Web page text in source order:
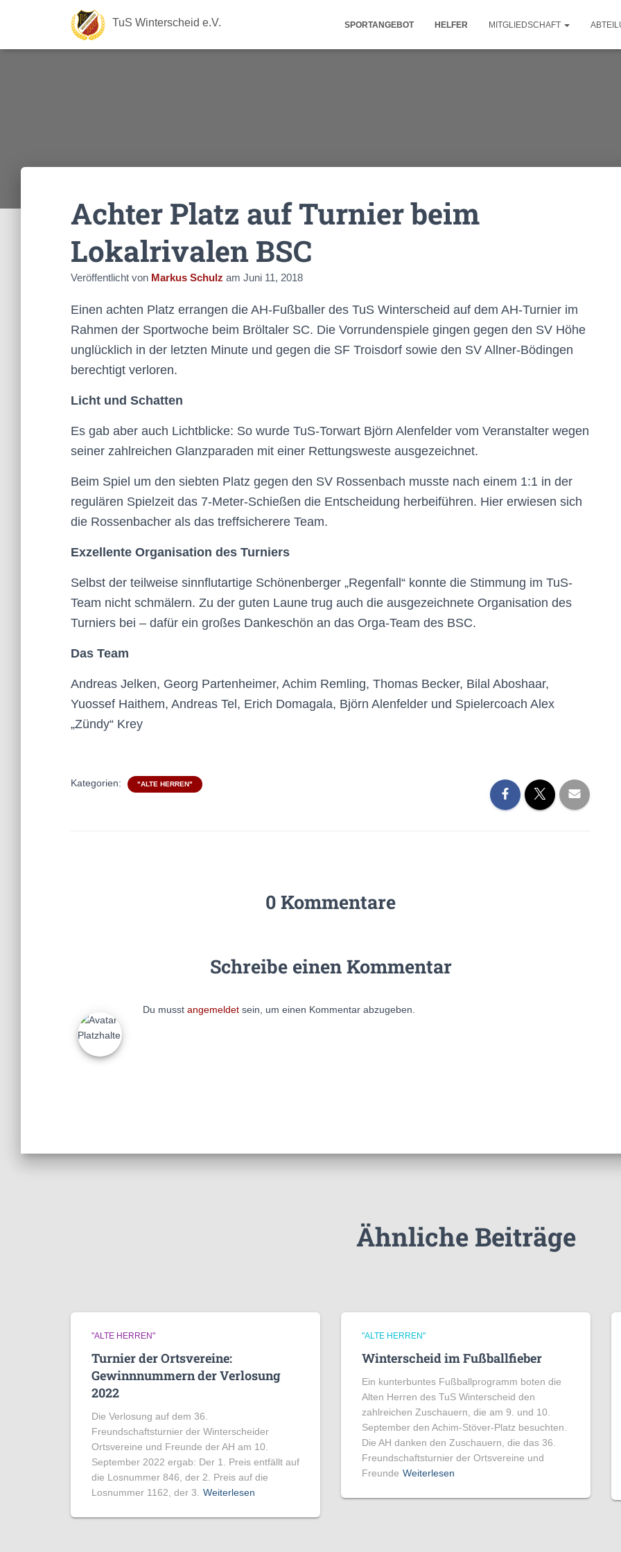
TuS Winterscheid e.V. SPORTANGEBOT HELFER MITGLIEDSCHAFT
Achter Platz auf Turnier beim
Lokalrivalen BSC
Veröffentlicht von Markus Schulz am Juni 11, 2018
Einen achten Platz errangen die AH-Fußballer des TuS Winterscheid auf dem AH-Turnier im
Rahmen der Sportwoche beim Bröltaler SC. Die Vorrundenspiele gingen gegen den SV Höhe
unglücklich in der letzten Minute und gegen die SF Troisdorf sowie den SV Allner-Bödingen
berechtigt verloren.
Licht und Schatten
Es gab aber auch Lichtblicke: So wurde TuS-Torwart Björn Alenfelder vom Veranstalter wegen
seiner zahlreichen Glanzparaden mit einer Rettungsweste ausgezeichnet.
Beim Spiel um den siebten Platz gegen den SV Rossenbach musste nach einem 1:1 in der
regulären Spielzeit das 7-Meter-Schießen die Entscheidung herbeiführen. Hier erwiesen sich
die Rossenbacher als das treffsicherere Team.
Exzellente Organisation des Turniers
Selbst der teilweise sinnflutartige Schönenberger „Regenfall“ konnte die Stimmung im TuS-
Team nicht schmälern. Zu der guten Laune trug auch die ausgezeichnete Organisation des
Turniers bei – dafür ein großes Dankeschön an das Orga-Team des BSC.
Das Team
Andreas Jelken, Georg Partenheimer, Achim Remling, Thomas Becker, Bilal Aboshaar,
Yuossef Haithem, Andreas Tel, Erich Domagala, Björn Alenfelder und Spielercoach Alex
„Zündy“ Krey
Kategorien: "ALTE HERREN"
0 Kommentare
Schreibe einen Kommentar
Du musst angemeldet sein, um einen Kommentar abzugeben.
Ähnliche Beiträge
"ALTE HERREN"
Turnier der Ortsvereine:
Gewinnnummern der Verlosung
2022
Die Verlosung auf dem 36.
Freundschaftsturnier der Winterscheider
Ortsvereine und Freunde der AH am 10.
September 2022 ergab: Der 1. Preis entfällt auf
die Losnummer 846, der 2. Preis auf die
Losnummer 1162, der 3.
Weiterlesen
"ALTE HERREN"
Winterscheid im Fußballfieber
Ein kunterbuntes Fußballprogramm boten die
Alten Herren des TuS Winterscheid den
zahlreichen Zuschauern, die am 9. und 10.
September den Achim-Stöver-Platz besuchten.
Die AH danken den Zuschauern, die das 36.
Freundschaftsturnier der Ortsvereine und
Freunde Weiterlesen